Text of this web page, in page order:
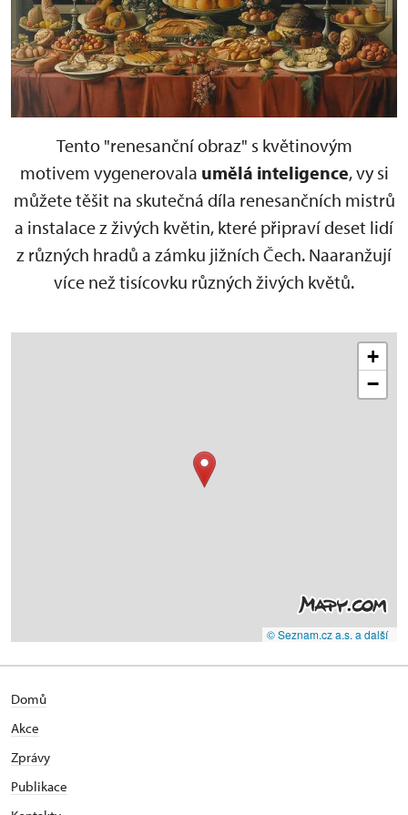
Tento "renesanční obraz" s květinovým
motivem vygenerovala umělá inteligence, vy si
můžete těšit na skutečná díla renesančních mistrů
a instalace z živých květin, které připraví deset lidí
z různých hradů a zámku jižních Čech. Naaranžují
více než tisícovku různých živých květů.
+
−
© Seznam.cz a.s. a další
Domů
Akce
Zprávy
Publikace